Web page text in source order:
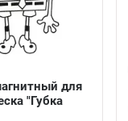
для
"Губка